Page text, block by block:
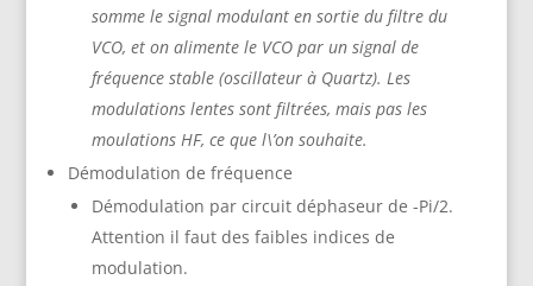
somme le signal modulant en sortie du filtre du
VCO, et on alimente le VCO par un signal de
fréquence stable (oscillateur à Quartz). Les
modulations lentes sont filtrées, mais pas les
moulations HF, ce que l\’on souhaite.
Démodulation de fréquence
Démodulation par circuit déphaseur de -Pi/2.
Attention il faut des faibles indices de
modulation.